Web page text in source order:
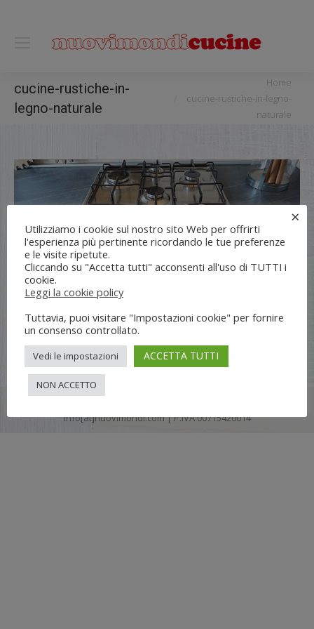
cucine-rustiche-in-
legno-naturale
Home
cucine-rustiche-in-legno-
naturale
info[at]nuovimondi.com | P.IVA 00715420014
Utilizziamo i cookie sul nostro sito Web per offrirti
l'esperienza più pertinente ricordando le tue preferenze
e le visite ripetute.
Cliccando su "Accetta tutti" acconsenti all'uso di TUTTI i
cookie.
Leggi la cookie policy
×
Tuttavia, puoi visitare "Impostazioni cookie" per fornire
un consenso controllato.
Vedi le impostazioni ACCETTA TUTTI
NON ACCETTO